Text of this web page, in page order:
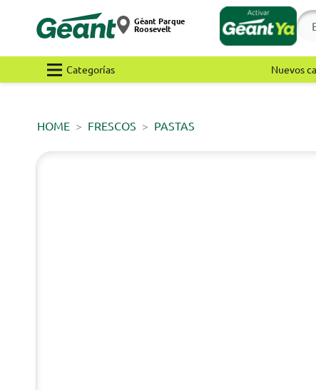
Géant Parque
Roosevelt
Categorías Nuevos
HOME FRESCOS PASTAS